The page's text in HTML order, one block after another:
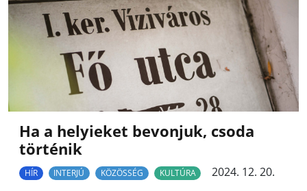
Ha a helyieket bevonjuk, csoda
történik
HÍR INTERJÚ KÖZÖSSÉG KULTÚRA
2024. 12. 20.